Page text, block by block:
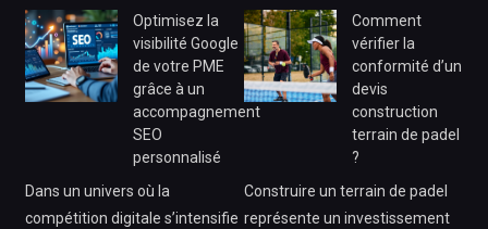
Optimisez la
visibilité Google
de votre PME
grâce à un
accompagnement
SEO
personnalisé
Dans un univers où la
compétition digitale s’intensifie
Comment
vérifier la
conformité d’un
devis
construction
terrain de padel
?
Construire un terrain de padel
représente un investissement